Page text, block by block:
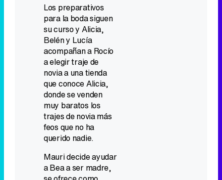
Los preparativos
para la boda siguen
su curso y Alicia,
Belén y Lucía
acompañan a Rocío
a elegir traje de
novia a una tienda
que conoce Alicia,
donde se venden
muy baratos los
trajes de novia más
feos que no ha
querido nadie.
Mauri decide ayudar
a Bea a ser madre,